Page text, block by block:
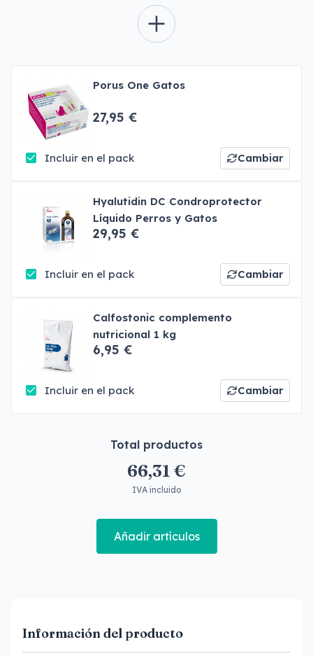
Porus One Gatos
27,95 €
Incluir en el pack Cambiar
Hyalutidin DC Condroprotector
Líquido Perros y Gatos
29,95 €
Incluir en el pack Cambiar
Calfostonic complemento
nutricional 1 kg
6,95 €
Incluir en el pack Cambiar
Total productos
66,31 €
IVA incluido
Añadir artículos
Información del producto